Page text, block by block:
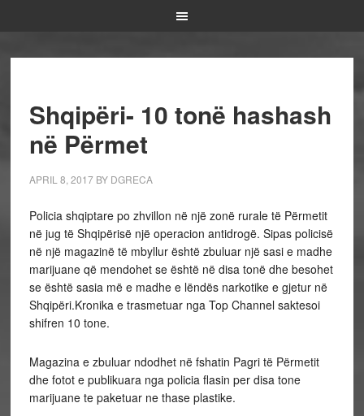
Shqipëri- 10 tonë hashash
në Përmet
APRIL 8, 2017BY DGRECA
Policia shqiptare po zhvillon në një zonë rurale të Përmetit
në jug të Shqipërisë një operacion antidrogë. Sipas policisë
në një magazinë të mbyllur është zbuluar një sasi e madhe
marijuane që mendohet se është në disa tonë dhe besohet
se është sasia më e madhe e lëndës narkotike e gjetur në
Shqipëri.Kronika e trasmetuar nga Top Channel saktesoi
shifren 10 tone.
Magazina e zbuluar ndodhet në fshatin Pagri të Përmetit
dhe fotot e publikuara nga policia flasin per disa tone
marijuane te paketuar ne thase plastike.